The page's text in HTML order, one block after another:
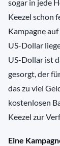
sogar in jede
Keezel schon
Kampagne
US-Dollar
US-Dollar ist
gesorgt, der
das zu viel
kostenlosen
Keezel zur
Eine